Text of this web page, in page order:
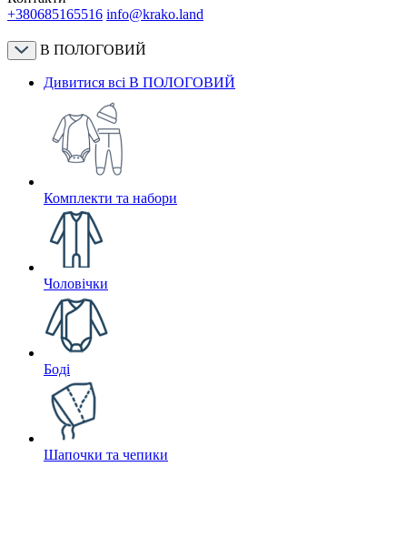
+380685165516 info@krako.land
В ПОЛОГОВИЙ
Дивитися всі В ПОЛОГОВИЙ
Комплекти та набори
Чоловічки
Боді
Шапочки та чепики